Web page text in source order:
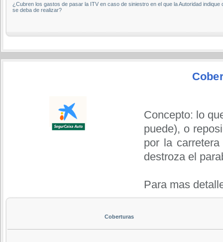
¿Cubren los gastos de pasar la ITV en caso de siniestro en el que la Autoridad indique
se deba de realizar?
Concepto: lo
puede), o
por la
destroza el
Para mas
Coberturas